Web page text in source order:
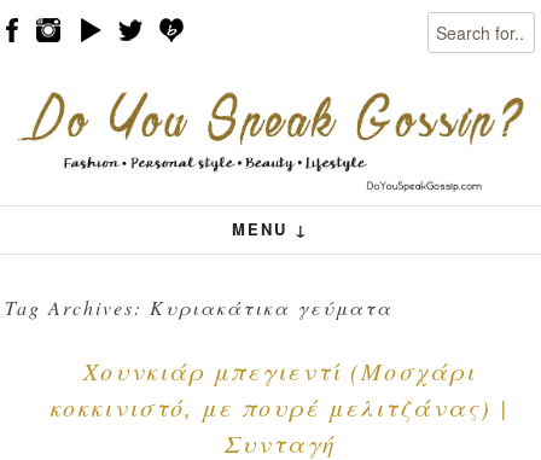
Search
MENU ↓
Menu
Skip to content
Tag Archives:Κυριακάτικα γεύματα
Χουνκιάρ μπεγιεντί (Μοσχάρι
κοκκινιστό, με πουρέ μελιτζάνας) |
Συνταγή